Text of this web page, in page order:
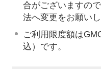
合がございますの
法へ変更をお願いし
ご利用限度額は
込）です。